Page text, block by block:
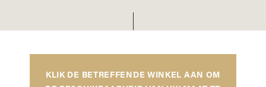
KLIK DE BETREFFENDE WINKEL AAN OM